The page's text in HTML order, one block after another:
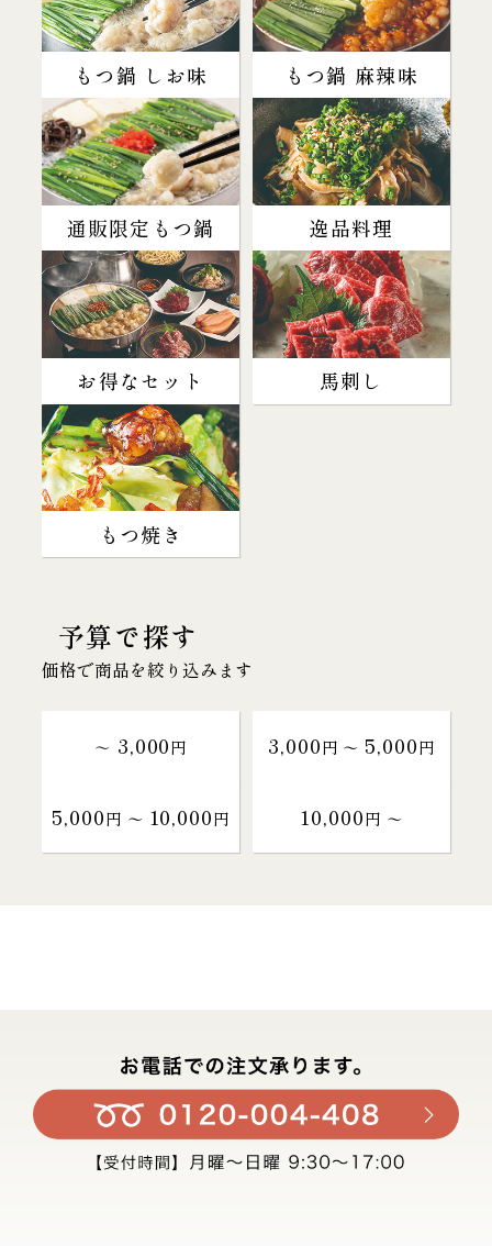
もつ鍋 しお味 もつ鍋 麻辣味
通販限定もつ鍋 逸品料理
お得なセット 馬刺し
もつ焼き
予算で探す
価格で商品を絞り込みます
～ 3,000円 3,000円 〜 5,000円
5,000円 〜 10,000円 10,000円 〜